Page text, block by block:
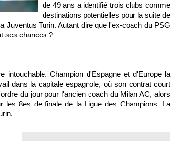
de 49 ans a identifié trois clubs comme
destinations potentielles pour la suite de
Juventus Turin. Autant dire que l'ex-coach du PSG
ses chances ?
intouchable. Champion d'Espagne et d'Europe la
dans la capitale espagnole, où son contrat court
du jour pour l'ancien coach du Milan AC, alors
les 8es de finale de la Ligue des Champions. La